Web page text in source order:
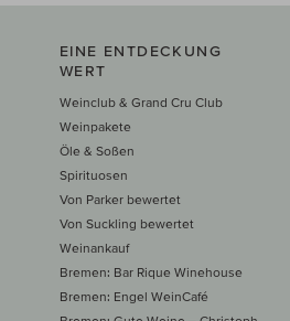
EINE ENTDECKUNG
WERT
Weinclub & Grand Cru Club
Weinpakete
Öle & Soßen
Spirituosen
Von Parker bewertet
Von Suckling bewertet
Weinankauf
Bremen: Bar Rique Winehouse
Bremen: Engel WeinCafé